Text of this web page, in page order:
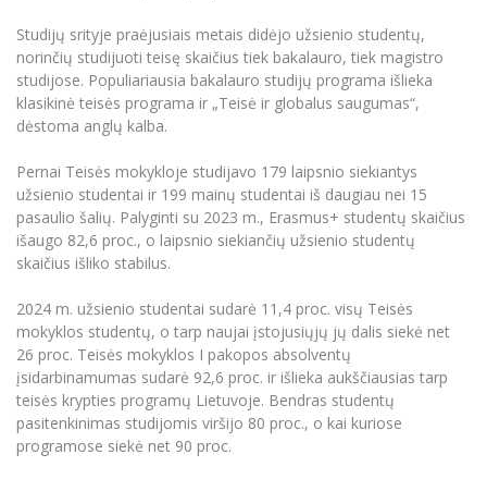
Kasmetiniai mokslo renginiai
Tarptautiškumas
Studentams
Studentams
Partnerystės
Azijos centras
Frankofoniškų šalių studijų centras
Darbuotojams
Azijos centras
Vilniaus Karaliaus Sedžiongo institutas
Darnus vystymasis
Privatumo politika
Negalia ir individualieji poreikiai
Viešai skelbiama informacija
Parama Ukrainai
Civilinė sauga
Korupcijos prevencija
Profesinės bakalauro studijos
Personalo valdymo centras
Privačių interesų deklaravimas
Informacija naujiems darbuotojams
Darbuotojų Moodle (kompetencijų tobulinimui)
Studijų tvarkaraštis
Informacinė sistema "Studijos"
Darbuotojų elektroninis paštas
darbuotojams (MFA)
Mokslininkų profiliai "CRIS"
Bendruomenės gerovė
Darbuotojų kvalifikacijos kėlimas
MRU norminių teisės aktų duomenų bazė
Studijų srityje praėjusiais metais didėjo užsienio studentų,
norinčių studijuoti teisę skaičius tiek bakalauro, tiek magistro
studijose. Populiariausia bakalauro studijų programa išlieka
klasikinė teisės programa ir „Teisė ir globalus saugumas“,
dėstoma anglų kalba.
Pernai Teisės mokykloje studijavo 179 laipsnio siekiantys
užsienio studentai ir 199 mainų studentai iš daugiau nei 15
pasaulio šalių. Palyginti su 2023 m., Erasmus+ studentų skaičius
išaugo 82,6 proc., o laipsnio siekiančių užsienio studentų
skaičius išliko stabilus.
2024 m. užsienio studentai sudarė 11,4 proc. visų Teisės
mokyklos studentų, o tarp naujai įstojusiųjų jų dalis siekė net
26 proc. Teisės mokyklos I pakopos absolventų
įsidarbinamumas sudarė 92,6 proc. ir išlieka aukščiausias tarp
teisės krypties programų Lietuvoje. Bendras studentų
pasitenkinimas studijomis viršijo 80 proc., o kai kuriose
programose siekė net 90 proc.